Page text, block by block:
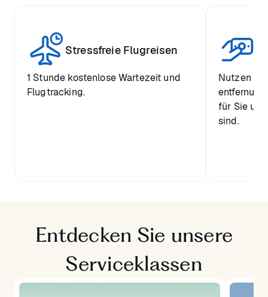
Stressfreie Flugreisen
1 Stunde kostenlose Wartezeit und
Flugtracking.
Nutzen
für Sie
sind.
Entdecken Sie unsere
Serviceklassen